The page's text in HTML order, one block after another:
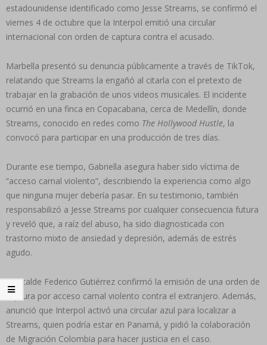
estadounidense identificado como Jesse Streams, se confirmó el
viernes 4 de octubre que la Interpol emitió una circular
internacional con orden de captura contra el acusado.
Marbella presentó su denuncia públicamente a través de TikTok,
relatando que Streams la engañó al citarla con el pretexto de
trabajar en la grabación de unos videos musicales. El incidente
ocurrió en una finca en Copacabana, cerca de Medellín, donde
Streams, conocido en redes como The Hollywood Hustle, la
convocó para participar en una producción de tres días.
Durante ese tiempo, Gabriella asegura haber sido víctima de
“acceso carnal violento”, describiendo la experiencia como algo
que ninguna mujer debería pasar. En su testimonio, también
responsabilizó a Jesse Streams por cualquier consecuencia futura
y reveló que, a raíz del abuso, ha sido diagnosticada con
trastorno mixto de ansiedad y depresión, además de estrés
agudo.
El alcalde Federico Gutiérrez confirmó la emisión de una orden de
captura por acceso carnal violento contra el extranjero. Además,
anunció que Interpol activó una circular azul para localizar a
Streams, quien podría estar en Panamá, y pidió la colaboración
de Migración Colombia para hacer justicia en el caso.